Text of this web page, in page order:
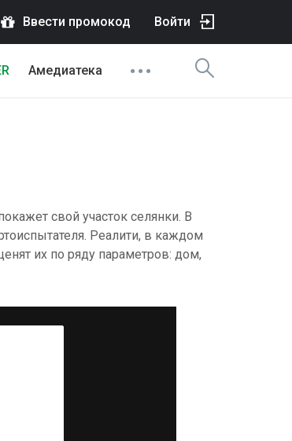
Ввести промокод Войти
Амедиатека
свой участок селянки. В
Реалити, в каждом
их по ряду параметров: дом,